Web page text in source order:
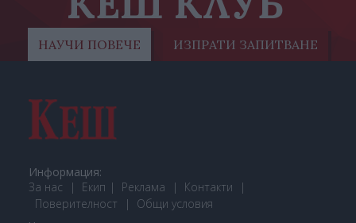
НАУЧИ ПОВЕЧЕ ИЗПРАТИ ЗАПИТВАНЕ
Информация:
За нас
Екип Реклама
Контакти
Поверителност
Общи условия